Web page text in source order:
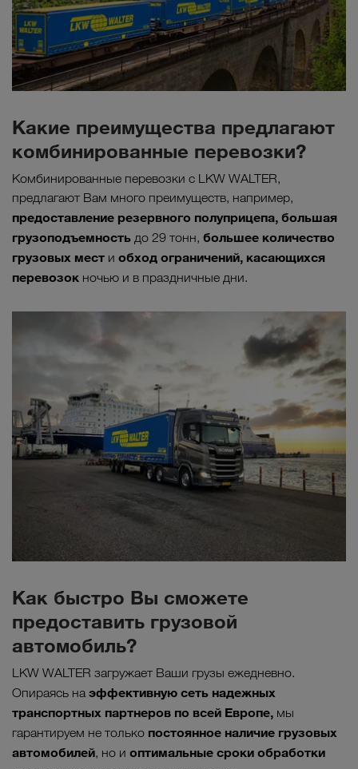
Какие преимущества предлагают
комбинированные перевозки?
Комбинированные перевозки с LKW WALTER,
предлагают Вам много преимуществ, например,
предоставление резервного полуприцепа, большая
грузоподъемность до 29 тонн, большее количество
грузовых мест и обход ограничений, касающихся
перевозок ночью и в праздничные дни.
Как быстро Вы сможете
предоставить грузовой
автомобиль?
LKW WALTER загружает Ваши грузы ежедневно.
Опираясь на эффективную сеть надежных
транспортных партнеров по всей Европе, мы
гарантируем не только постоянное наличие грузовых
автомобилей, но и оптимальные сроки обработки